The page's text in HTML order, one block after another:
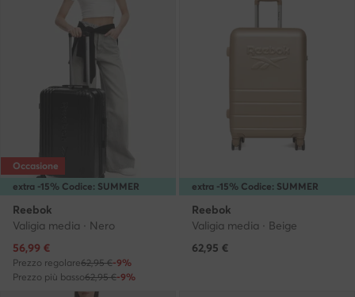
extra -15% Codice: SUMMER
Occasione
Reebok
Valigia media · Nero
Prezzo attuale
56,99 €
Prezzo regolare62,95 €-9%
Prezzo più basso62,95 €-9%
extra -15% Codice: SUMMER
Reebok
Valigia media · Beige
62,95 €